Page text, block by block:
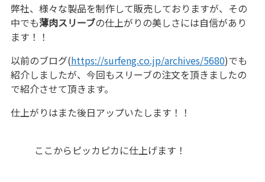
弊社、様々な製品を制作して販売しておりますが、その
中でも薄肉スリーブの仕上がりの美しさには自信があり
ます！！
以前のブログ(https://surfeng.co.jp/archives/5680)でも
紹介しましたが、今回もスリーブの注文を頂きましたの
で紹介させて頂きます。
仕上がりはまた後日アップいたします！！
ここからピッカピカに仕上げます！